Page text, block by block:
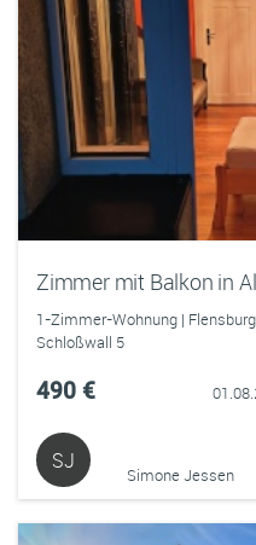
Zimmer mit Balkon in
1-Zimmer-Wohnung |
Schloßwall 5
490 €
SJ
Simone Jessen